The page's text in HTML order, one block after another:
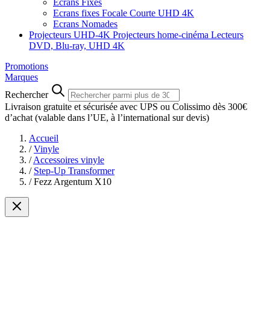
Ecrans Fixes
Ecrans fixes Focale Courte UHD 4K
Ecrans Nomades
Projecteurs UHD-4K Projecteurs home-cinéma Lecteurs
DVD, Blu-ray, UHD 4K
Promotions
Marques
Rechercher
Livraison gratuite et sécurisée avec UPS ou Colissimo dès 300€
d’achat (valable dans l’UE, à l’international sur devis)
Accueil
/ Vinyle
/ Accessoires vinyle
/ Step-Up Transformer
/ Fezz Argentum X10